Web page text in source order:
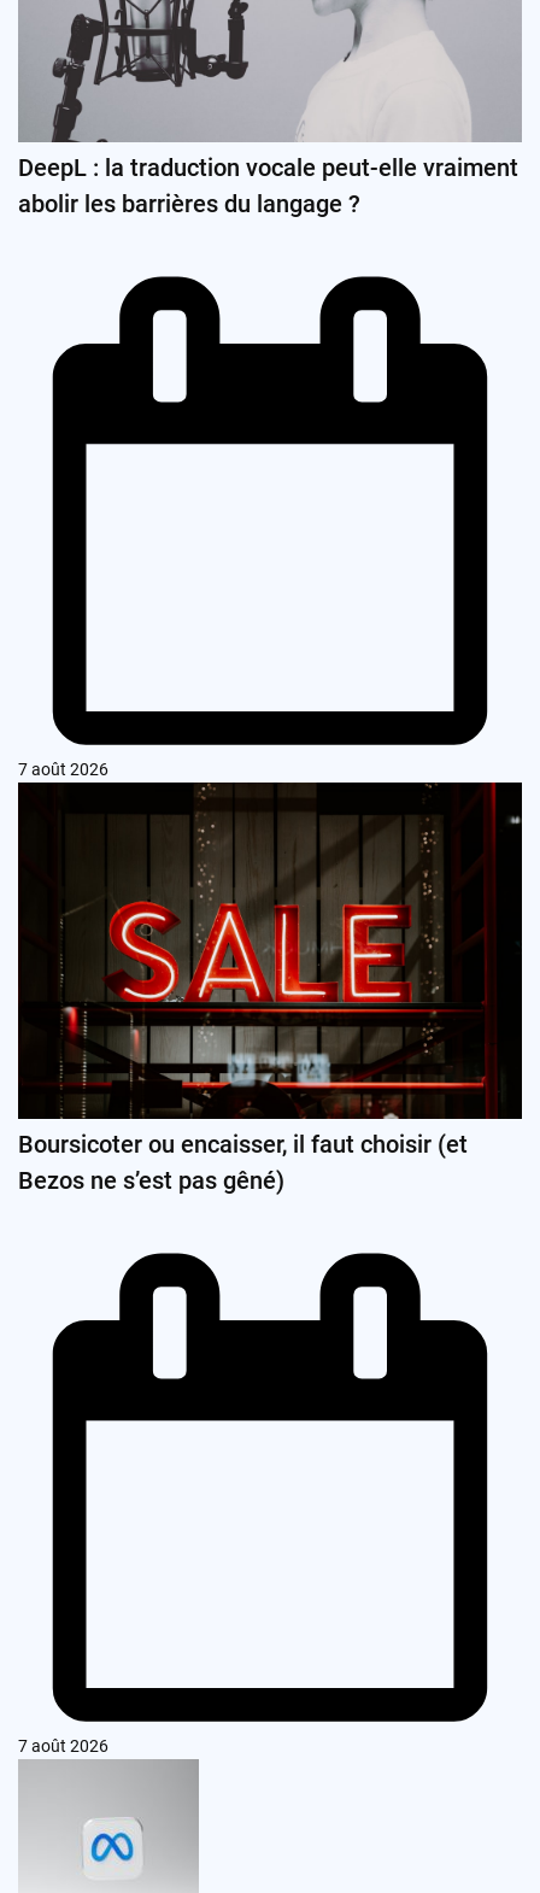
DeepL : la traduction vocale peut-elle vraiment
abolir les barrières du langage ?
7 août 2026
Boursicoter ou encaisser, il faut choisir (et
Bezos ne s’est pas gêné)
7 août 2026